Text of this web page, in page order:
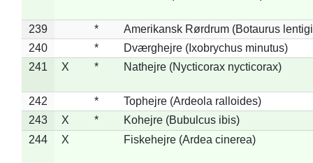
239 *
Amerikansk Rørdrum (Botaurus
240
*
Dværghejre (Ixobrychus minutus)
241
X * Nathejre (Nycticorax nycticorax)
242 *
Tophejre (Ardeola ralloides)
243
X *
Kohejre (Bubulcus ibis)
244
X Fiskehejre (Ardea cinerea)